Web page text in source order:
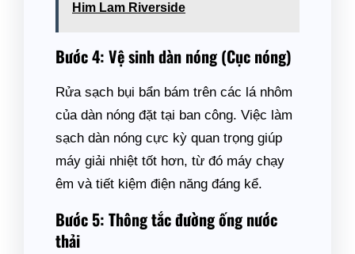
Him Lam Riverside
Bước 4: Vệ sinh dàn nóng (Cục nóng)
Rửa sạch bụi bẩn bám trên các lá nhôm
của dàn nóng đặt tại ban công. Việc làm
sạch dàn nóng cực kỳ quan trọng giúp
máy giải nhiệt tốt hơn, từ đó máy chạy
êm và tiết kiệm điện năng đáng kể.
Bước 5: Thông tắc đường ống nước
thải